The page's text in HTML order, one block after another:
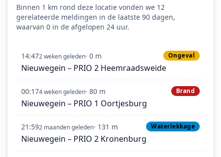
Binnen 1 km rond deze locatie vonden we 12
gerelateerde meldingen in de laatste 90 dagen,
waarvan 0 in de afgelopen 24 uur.
14:472 weken geleden· 0 m Ongeval
Nieuwegein – PRIO 2 Heemraadsweide
00:174 weken geleden· 80 m Brand
Nieuwegein – PRIO 1 Oortjesburg
21:592 maanden geleden· 131 m Waterlekkage
Nieuwegein – PRIO 2 Kronenburg